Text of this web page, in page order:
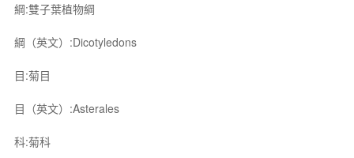
綱:雙子葉植物綱
綱（英文）:Dicotyledons
目:菊目
目（英文）:Asterales
科:菊科